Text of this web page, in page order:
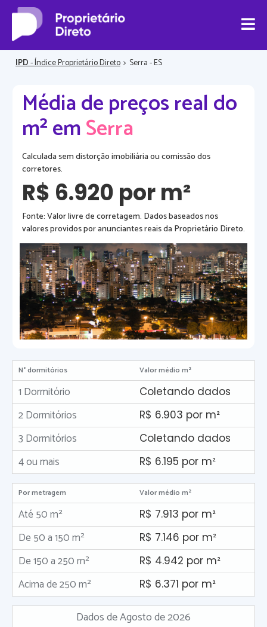
IPD- Índice Proprietário Direto > Serra - ES
Média de preços real do
m² emSerra
Calculada sem distorção imobiliária ou comissão dos
corretores.
R$ 6.920 por m²
Fonte: Valor livre de corretagem. Dados baseados nos
valores providos por anunciantes reais da Proprietário Direto.
N° dormitórios Valor médio m²
1 Dormitório Coletando dados
2 Dormitórios R$ 6.903 por m²
3 Dormitórios Coletando dados
4 ou mais R$ 6.195 por m²
Por metragem Valor médio m²
Até 50 m² R$ 7.913 por m²
De 50 a 150 m² R$ 7.146 por m²
De 150 a 250 m² R$ 4.942 por m²
Acima de 250 m² R$ 6.371 por m²
Dados de Agosto de 2026